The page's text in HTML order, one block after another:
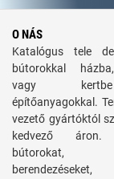
O NÁS
Katalógus tele
bútorokkal
vagy
építőanyagokkal.
vezető gyártóktól
kedvező áron.
bútorokat,